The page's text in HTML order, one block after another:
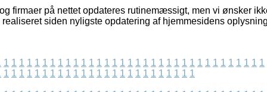
firmaer på nettet opdateres rutinemæssigt, men vi ønsker
siden nyligste opdatering af hjemmesidens
1 1 1 1 1 1 1 1 1 1 1 1 1 1 1 1 1 1 1 1 1 1 1 1 1 1 1 1 1 1 1 1 1 1
1 1 1 1 1 1 1 1 1 1 1 1 1 1 1 1 1 1 1 1 1 1 1 1 1